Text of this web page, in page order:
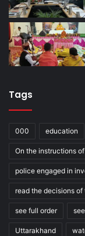
Tags
000 education
On the instructions
police engaged in
read the decisions
see full order
Uttarakhand